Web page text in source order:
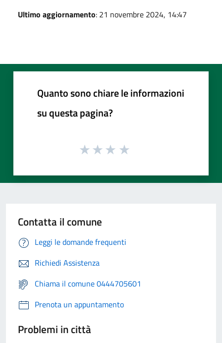
Ultimo aggiornamento: 21 novembre 2024, 14:47
Quanto sono chiare le informazioni
su questa pagina?
Contatta il comune
Leggi le domande frequenti
Richiedi Assistenza
Chiama il comune 0444705601
Prenota un appuntamento
Problemi in città